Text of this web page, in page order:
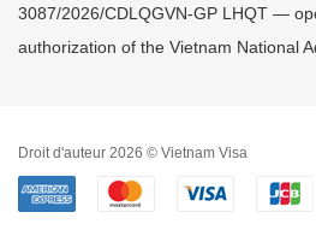
3087/2026/CDLQGVN-GP LHQT —
authorization of the Vietnam National
Droit d'auteur 2026 © Vietnam Visa